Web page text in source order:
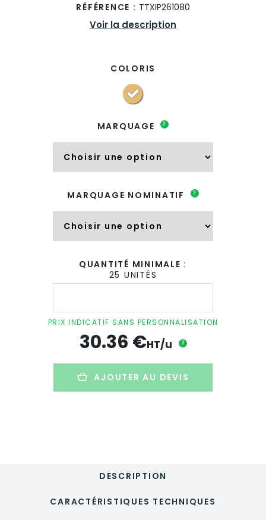
RÉFÉRENCE : TTXIP261080
Voir la description
COLORIS
MARQUAGE ?
MARQUAGE NOMINATIF ?
QUANTITÉ MINIMALE :
25 UNITÉS
quantité
de
table
personnalisé
250x140cm
PRIX INDICATIF SANS PERSONNALISATION
30.36 €HT/u ?
AJOUTER AU DEVIS
DESCRIPTION
CARACTÉRISTIQUES TECHNIQUES